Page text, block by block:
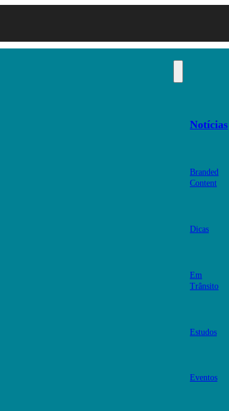
Notícias
Branded
Content
Dicas
Em
Trânsito
Estudos
Eventos